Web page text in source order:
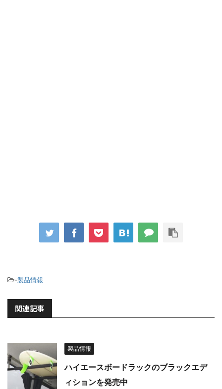
-製品情報
関連記事
製品情報
ハイエースボードラックのブラックエデ
ィションを発売中